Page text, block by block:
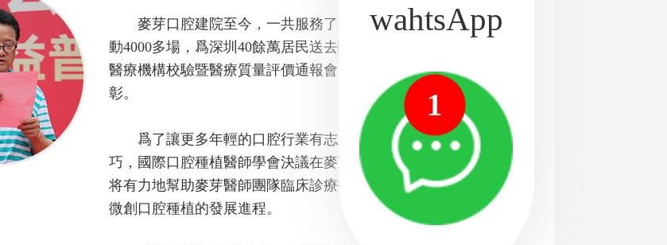
麥芽口腔建院至今，一共服務了20餘萬市民有餘，開展義診活
動4000多場，爲深圳40餘萬居民送去關愛和口福;在2016年度社會辦
醫療機構校驗暨醫療質量評價通報會中，被評爲A級單位獲通報表
彰。
爲了讓更多年輕的口腔行業有志之士接軌成熟的種植操作技
巧，國際口腔種植醫師學會決議在麥芽口腔設立教學培訓基地，這
将有力地幫助麥芽醫師團隊臨床診療技術水平提升，也将推動深圳
微創口腔種植的發展進程。
wahtsApp
1